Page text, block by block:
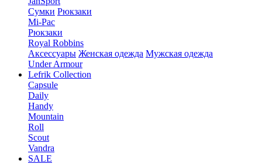
Сумки Рюкзаки
Mi-Pac
Рюкзаки
Royal Robbins
Аксессуары Женская одежда Мужская одежда
Under Armour
Lefrik Collection
Capsule
Daily
Handy
Mountain
Roll
Scout
Vandra
SALE